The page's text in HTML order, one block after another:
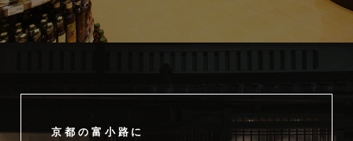
京都の富小路に